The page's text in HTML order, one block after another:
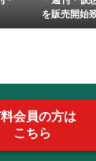
を販売開始
会員の方は
こちら